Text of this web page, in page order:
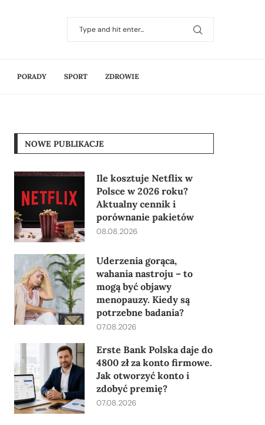
PORADY SPORT ZDROWIE
NOWE PUBLIKACJE
Ile kosztuje Netflix w
Polsce w 2026 roku?
Aktualny cennik i
porównanie pakietów
08.08.2026
Uderzenia gorąca,
wahania nastroju – to
mogą być objawy
menopauzy. Kiedy są
potrzebne badania?
07.08.2026
Erste Bank Polska daje do
4800 zł za konto firmowe.
Jak otworzyć konto i
zdobyć premię?
07.08.2026